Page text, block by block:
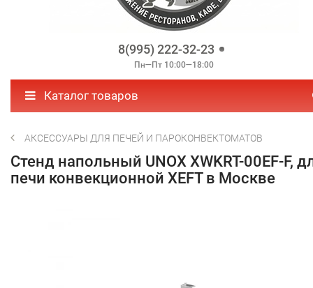
8(995) 222-32-23
Пн—Пт 10:00—18:00
Каталог товаров
АКСЕССУАРЫ ДЛЯ ПЕЧЕЙ И ПАРОКОНВЕКТОМАТОВ
Стенд напольный UNOX XWKRT-00EF-F,
печи конвекционной XEFT в Москве